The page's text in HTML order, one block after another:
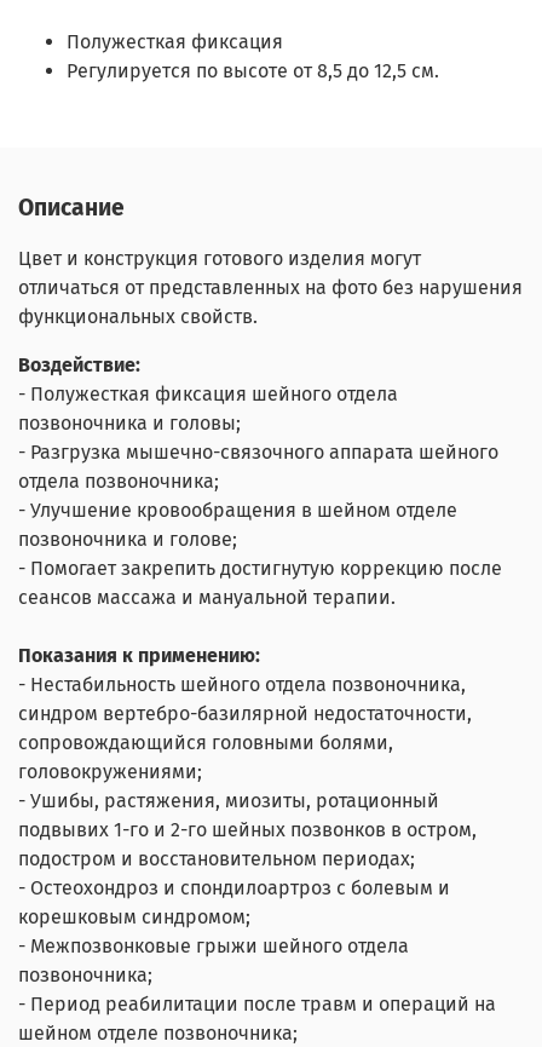
Полужесткая фиксация
Регулируется по высоте от 8,5 до 12,5 см.
Описание
Цвет и конструкция готового изделия могут
отличаться от представленных на фото без нарушения
функциональных свойств.
Воздействие:
- Полужесткая фиксация шейного отдела
позвоночника и головы;
- Разгрузка мышечно-связочного аппарата шейного
отдела позвоночника;
- Улучшение кровообращения в шейном отделе
позвоночника и голове;
- Помогает закрепить достигнутую коррекцию после
сеансов массажа и мануальной терапии.
Показания к применению:
- Нестабильность шейного отдела позвоночника,
синдром вертебро-базилярной недостаточности,
сопровождающийся головными болями,
головокружениями;
- Ушибы, растяжения, миозиты, ротационный
подвывих 1-го и 2-го шейных позвонков в остром,
подостром и восстановительном периодах;
- Остеохондроз и спондилоартроз с болевым и
корешковым синдромом;
- Межпозвонковые грыжи шейного отдела
позвоночника;
- Период реабилитации после травм и операций на
шейном отделе позвоночника;